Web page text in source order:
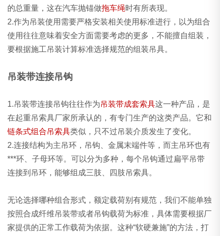
的总重量，这在汽车抛锚做拖车绳时有所表现。
2.作为吊装使用需要严格安装相关使用标准进行，以为组合
使用往往意味着安全方面需要考虑的更多，不能擅自组装，
要根据施工吊装计算标准选择规范的组装吊具。
吊装带连接吊钩
1.吊装带连接吊钩往往作为吊装带成套索具这一种产品，是
在起重吊索具厂家所承认的，有专门生产的这类产品。它和
链条式组合吊索具类似，只不过吊装介质发生了变化。
2.连接结构为主吊环，吊钩、金属末端件等，而主吊环也有
***环、子母环等。可以分为多种，每个吊钩通过扁平吊带
连接到吊环，能够组成三肢、四肢吊索具。
无论选择哪种组合形式，额定载荷别有规范，我们不能单独
按照合成纤维吊装带或者吊钩载荷为标准，具体需要根据厂
家提供的正常工作载荷为依据。这种“软硬兼施”的方法，打